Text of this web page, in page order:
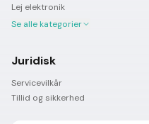
Lej elektronik
Se alle kategorier
Juridisk
Servicevilkår
Tillid og sikkerhed